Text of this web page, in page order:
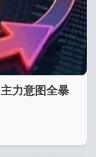
力意图全暴